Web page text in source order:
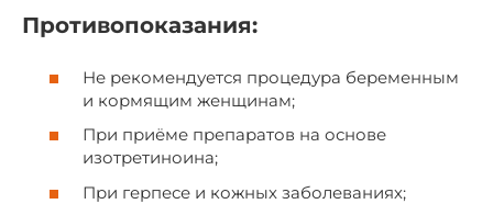
Противопоказания:
Не рекомендуется процедура беременным
и кормящим женщинам;
При приёме препаратов на основе
изотретиноина;
При герпесе и кожных заболеваниях;